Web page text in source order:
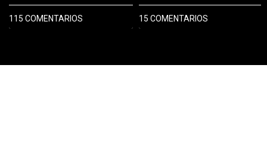
115 COMENTARIOS 15 COMENTARIOS